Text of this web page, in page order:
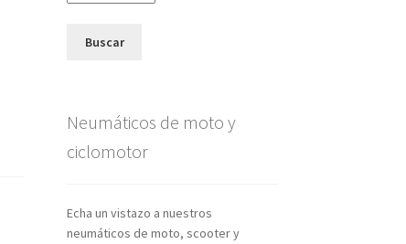
Buscar
Neumáticos de moto y
ciclomotor
Echa un vistazo a nuestros
neumáticos de moto, scooter y